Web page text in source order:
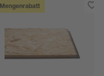
Mengenrabatt